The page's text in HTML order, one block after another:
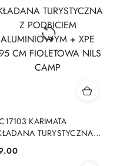
KARIMATA
TURYSTYCZNA Z
195 CM FIOLETOWA